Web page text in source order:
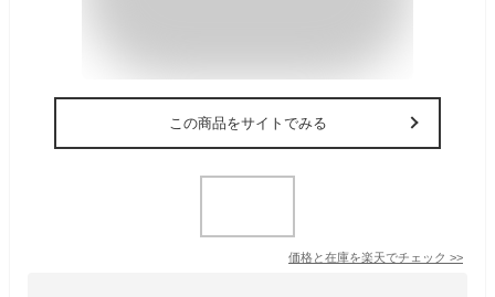
この商品をサイトでみる
価格と在庫を楽天でチェック >>